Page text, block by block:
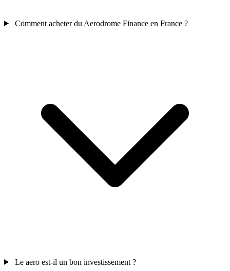
Comment acheter du Aerodrome Finance en France ?
Le aero est-il un bon investissement ?